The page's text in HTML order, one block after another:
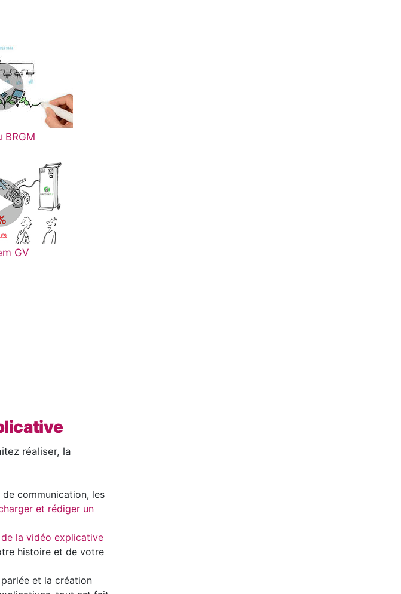
BRGM
GV
réaliser, la
communication, les
et rédiger un
la vidéo explicative
histoire et de votre
et la création